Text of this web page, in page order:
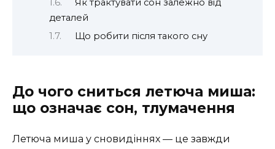
Як трактувати сон залежно від
деталей
Що робити після такого сну
До чого сниться летюча миша:
що означає сон, тлумачення
Летюча миша у сновидіннях — це завжди